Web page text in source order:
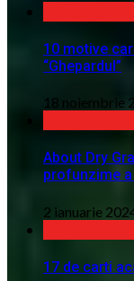
10 motive
“Ghepardul”
18 noiembrie
About Dry
profunzime a
2 ianuarie
17 de carti